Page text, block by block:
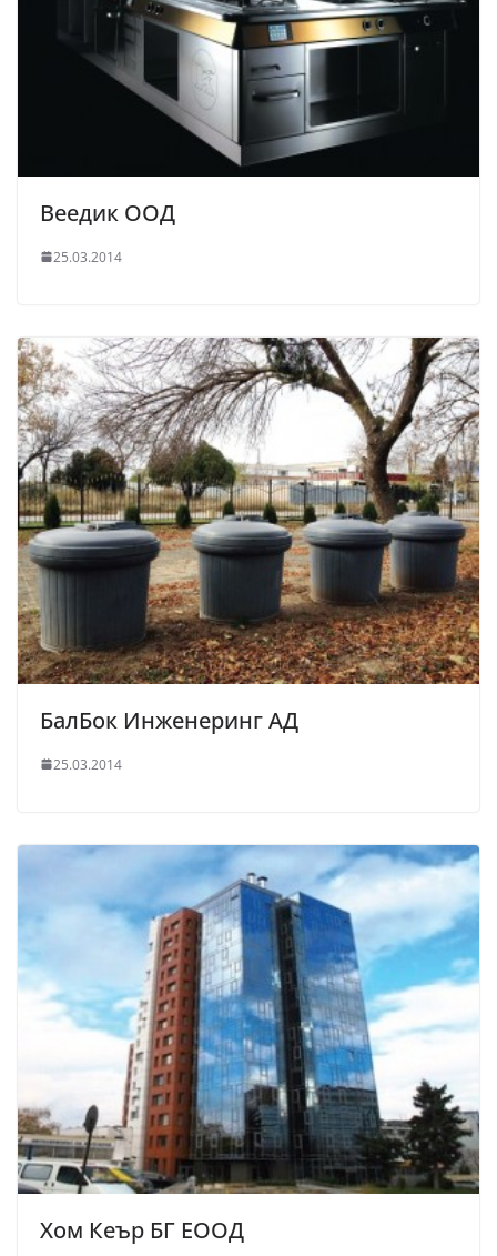
Веедик ООД
25.03.2014
БалБок Инженеринг АД
25.03.2014
Хом Кеър БГ ЕООД